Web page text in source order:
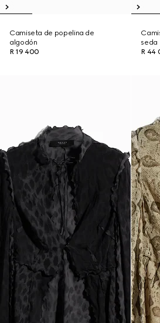
Camiseta de popelina de
algodón
R 19 400
seda
R 44